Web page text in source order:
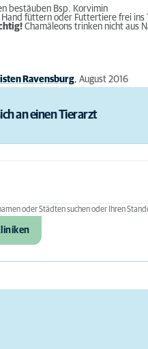
bestäuben Bsp. Korvimin
Hand füttern oder Futtertiere frei ins
Chamäleons trinken nicht aus
Ravensburg, August 2016
an einen Tierarzt
oder Städten suchen oder Ihren